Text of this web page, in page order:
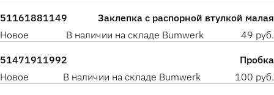
51161881149
Заклепка с распорной втулкой малая
Новое
В наличии на складе Bumwerk 49 руб.
51471911992
Пробка
Новое
В наличии на складе Bumwerk 100 руб.